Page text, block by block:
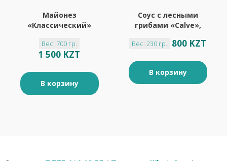
Майонез
«Классический»
Вес: 700 гр.
1 500 KZT
В корзину
Соус с лесными
грибами «Calve»,
Вес: 230 гр. 800 KZT
В корзину